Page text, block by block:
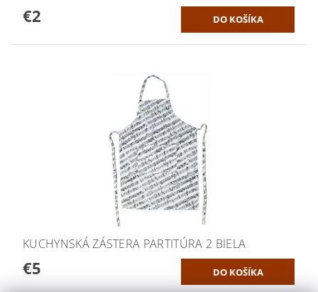
€2
KUCHYNSKÁ ZÁSTERA PARTITÚRA 2 BIELA
€5